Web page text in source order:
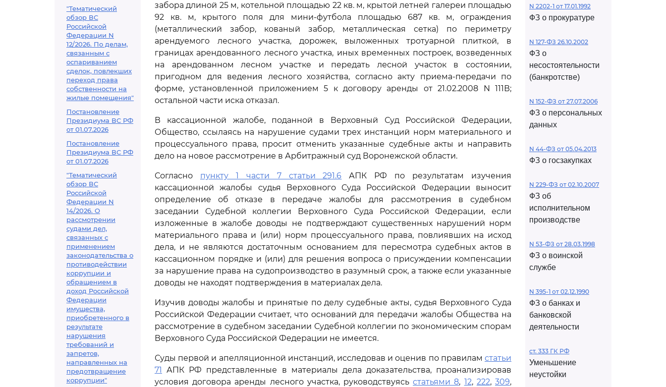
"Тематический
обзор ВС
Российской
Федерации N
12/2026. По делам,
связанным с
оспариванием
сделок, повлекших
переход права
собственности на
жилые помещения"
Постановление
Президиума ВС РФ
от 01.07.2026
Постановление
Президиума ВС РФ
от 01.07.2026
"Тематический
обзор ВС
Российской
Федерации N
14/2026. О
рассмотрении
судами дел,
связанных с
применением
законодательства о
противодействии
коррупции и
обращением в
доход Российской
Федерации
имущества,
приобретенного в
результате
нарушения
требований и
запретов,
направленных на
предотвращение
коррупции"
забора длиной 25 м, котельной площадью 22 кв. м, крытой летней галереи площадью
92 кв. м, крытого поля для мини-футбола площадью 687 кв. м, ограждения
(металлический забор, кованый забор, металлическая сетка) по периметру
арендуемого лесного участка, дорожек, выложенных тротуарной плиткой, в
границах арендованного лесного участка, иных временных построек, возведенных
на арендованном лесном участке и передать лесной участок в состоянии,
пригодном для ведения лесного хозяйства, согласно акту приема-передачи по
форме, установленной приложением 5 к договору аренды от 21.02.2008 N 111В;
остальной части иска отказал.
В кассационной жалобе, поданной в Верховный Суд Российской Федерации,
Общество, ссылаясь на нарушение судами трех инстанций норм материального и
процессуального права, просит отменить указанные судебные акты и направить
дело на новое рассмотрение в Арбитражный суд Воронежской области.
Согласно пункту 1 части 7 статьи 291.6 АПК РФ по результатам изучения
кассационной жалобы судья Верховного Суда Российской Федерации выносит
определение об отказе в передаче жалобы для рассмотрения в судебном
заседании Судебной коллегии Верховного Суда Российской Федерации, если
изложенные в жалобе доводы не подтверждают существенных нарушений норм
материального права и (или) норм процессуального права, повлиявших на исход
дела, и не являются достаточным основанием для пересмотра судебных актов в
кассационном порядке и (или) для решения вопроса о присуждении компенсации
за нарушение права на судопроизводство в разумный срок, а также если указанные
доводы не находят подтверждения в материалах дела.
Изучив доводы жалобы и принятые по делу судебные акты, судья Верховного Суда
Российской Федерации считает, что оснований для передачи жалобы Общества на
рассмотрение в судебном заседании Судебной коллегии по экономическим спорам
Верховного Суда Российской Федерации не имеется.
Суды первой и апелляционной инстанций, исследовав и оценив по правилам статьи
71 АПК РФ представленные в материалы дела доказательства, проанализировав
условия договора аренды лесного участка, руководствуясьстатьями 8, 12, 222,309,
N 2202-1 от 17.01.1992
ФЗ о прокуратуре
N 127-ФЗ 26.10.2002
ФЗ о
несостоятельности
(банкротстве)
N 152-ФЗ от 27.07.2006
ФЗ о персональных
данных
N 44-ФЗ от 05.04.2013
ФЗ о госзакупках
N 229-ФЗ от 02.10.2007
ФЗ об
исполнительном
производстве
N 53-ФЗ от 28.03.1998
ФЗ о воинской
службе
N 395-1 от 02.12.1990
ФЗ о банках и
банковской
деятельности
ст. 333 ГК РФ
Уменьшение
неустойки